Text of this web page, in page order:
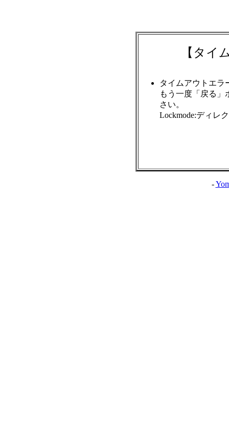
【タイ
タイムアウトエラ
もう一度「戻る」
さい。
Lockmode:ディレ
-